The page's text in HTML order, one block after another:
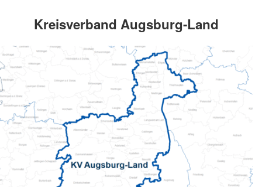
Kreisverband Augsburg-Land